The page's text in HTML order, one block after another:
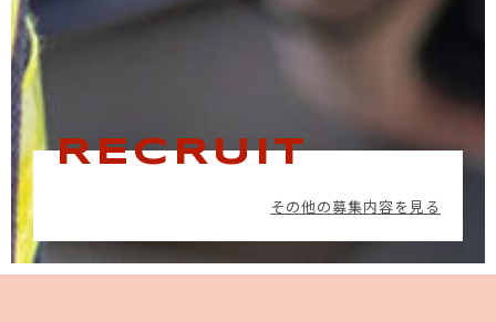
RECRUIT
その他の募集内容を見る